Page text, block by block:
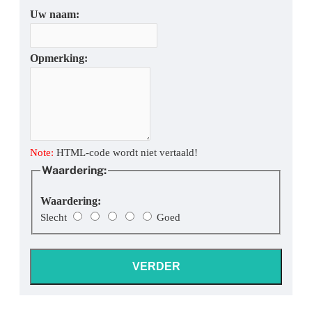
Uw naam:
Opmerking:
Note: HTML-code wordt niet vertaald!
Waardering:
Waardering:
Slecht Goed
VERDER